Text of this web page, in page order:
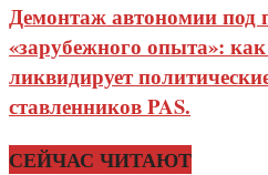
Демонтаж автономии под
«зарубежного опыта»:
ликвидирует
ставленников PAS.
СЕЙЧАС ЧИТАЮТ